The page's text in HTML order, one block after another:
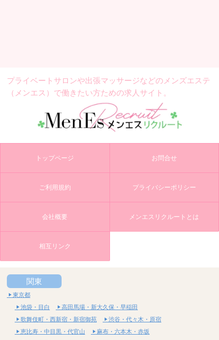
プライベートサロンや出張マッサージなどの メンズエステ
（メンエス）で働きたい方ための求人サイト。
トップページ お問合せ
ご利用規約 プライバシーポリシー
会社概要 メンエスリクルートとは
相互リンク
関東
東京都
池袋・目白
高田馬場・新大久保・早稲田
歌舞伎町・西新宿・新宿御苑
渋谷・代々木・原宿
恵比寿・中目黒・代官山
麻布・六本木・赤坂